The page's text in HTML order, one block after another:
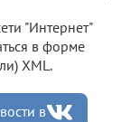
"Интернет"
в форме
XML.
в